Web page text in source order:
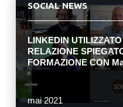
SOCIAL NEWS
LINKEDIN
RELAZIONE
FORMAZIONE CON
mai 2021